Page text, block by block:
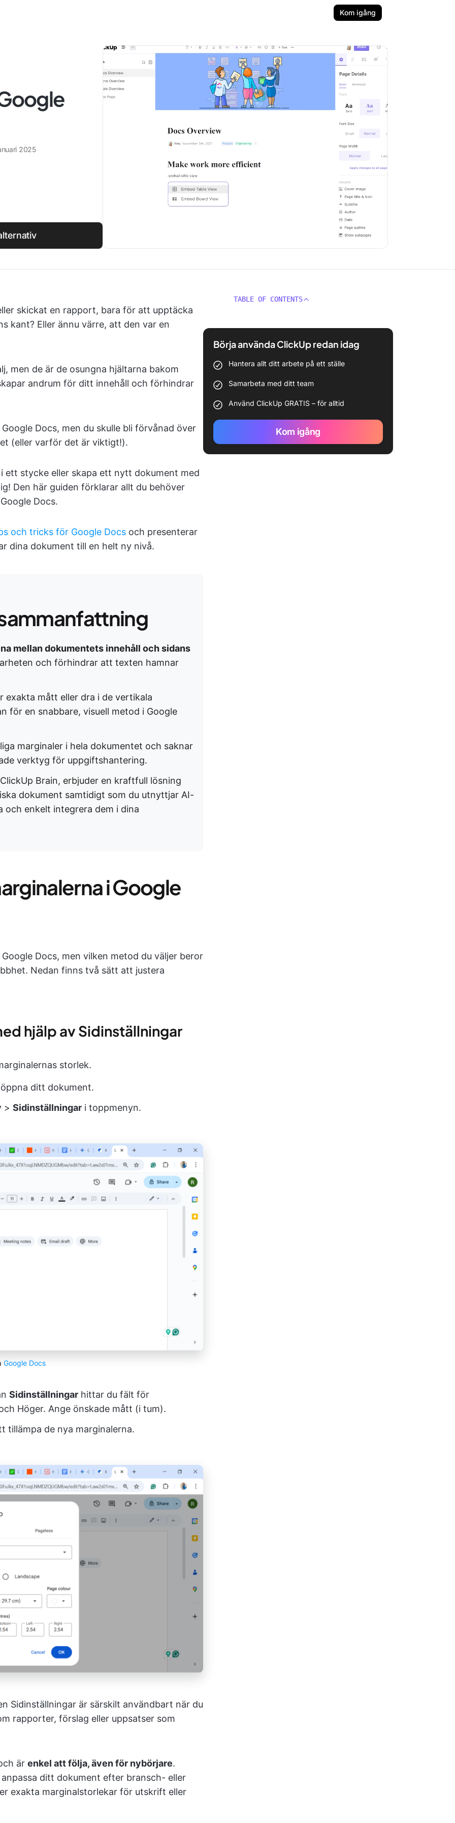
Kom igång
2025
skickat en rapport, bara för att upptäcka
kant? Eller ännu värre, att den var en
men de är de osungna hjältarna bakom
andrum för ditt innehåll och förhindrar
Docs, men du skulle bli förvånad över
(eller varför det är viktigt!).
ett stycke eller skapa ett nytt dokument med
Den här guiden förklarar allt du behöver
Docs.
och tricks för Google Docs och presenterar
dina dokument till en helt ny nivå.
mellan dokumentets innehåll och sidans
och förhindrar att texten hamnar
exakta mått eller dra i de vertikala
för en snabbare, visuell metod i Google
marginaler i hela dokumentet och saknar
verktyg för uppgiftshantering.
Brain, erbjuder en kraftfull lösning
dokument samtidigt som du utnyttjar AI-
enkelt integrera dem i dina
i Google
Docs, men vilken metod du väljer beror
Nedan finns två sätt att justera
hjälp av Sidinställningar
storlek.
ditt dokument.
> Sidinställningar i toppmenyn.
Google Docs
Sidinställningar hittar du fält för
Höger. Ange önskade mått (i tum).
tillämpa de nya marginalerna.
Sidinställningar är särskilt användbart när du
rapporter, förslag eller uppsatser som
är enkel att följa, även för nybörjare.
ditt dokument efter bransch- eller
exakta marginalstorlekar för utskrift eller
TABLE OF CONTENTS
Börja använda ClickUp redan idag
Hantera allt ditt arbete på ett ställe
Samarbeta med ditt team
Använd ClickUp GRATIS – för alltid
Kom igång